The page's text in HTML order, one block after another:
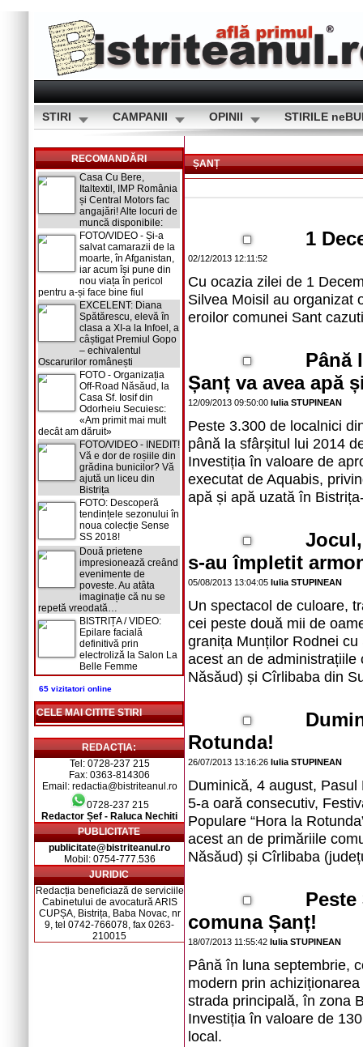
STIRI CAMPANII OPINII STIRILE
RECOMANDĂRI
Casa Cu Bere,
Italtextil, IMP România
și Central Motors fac
angajări! Alte locuri de
muncă disponibile:
FOTO/VIDEO - Și-a
salvat camarazii de la
moarte, în Afganistan,
iar acum își pune din
nou viața în pericol
pentru a-și face bine fiul
EXCELENT: Diana
Spătărescu, elevă în
clasa a XI-a la Infoel, a
câștigat Premiul Gopo
– echivalentul
Oscarurilor românești
FOTO - Organizația
Off-Road Năsăud, la
Casa Sf. Iosif din
Odorheiu Secuiesc:
«Am primit mai mult
decât am dăruit»
FOTO/VIDEO - INEDIT!
Vă e dor de roșiile din
grădina bunicilor? Vă
ajută un liceu din
Bistrița
FOTO: Descoperă
tendințele sezonului în
noua colecție Sense
SS 2018!
Două prietene
impresionează creând
evenimente de
poveste. Au atâta
imaginație că nu se
repetă vreodată…
BISTRIȚA / VIDEO:
Epilare facială
definitivă prin
electroliză la Salon La
Belle Femme
65 vizitatori online
CELE MAI CITITE STIRI
REDACȚIA:
Tel: 0728-237 215
Fax: 0363-814306
Email: redactia@bistriteanul.ro
0728-237 215
Redactor Șef - Raluca Nechiti
PUBLICITATE
publicitate@bistriteanul.ro
Mobil: 0754-777.536
JURIDIC
Redacția beneficiază de serviciile
Cabinetului de avocatură ARIS
CUPȘA, Bistrița, Baba Novac, nr
9, tel 0742-766078, fax 0263-
210015
ȘANȚ
1
02/12/2013 12:11:52
Cu ocazia zilei de 1
Silvea Moisil au organizat
eroilor comunei Sant
Până
Șanț va avea apă
12/09/2013 09:50:00 Iulia STUPINEAN
Peste 3.300 de localnici
până la sfârșitul lui 2014
Investiția în valoare de
executat de Aquabis,
apă și apă uzată în
s-au împletit
05/08/2013 13:04:05 Iulia STUPINEAN
Un spectacol de culoare,
cei peste două mii de
granița Munților Rodnei
acest an de
Năsăud) și Cîrlibaba din
Rotunda!
26/07/2013 13:16:26 Iulia STUPINEAN
Duminică, 4 august,
5-a oară consecutiv,
Populare “Hora la
acest an de primăriile
Năsăud) și Cîrlibaba
comuna Șanț!
18/07/2013 11:55:42 Iulia STUPINEAN
Până în luna septembrie,
modern prin
strada principală, în zona
Investiția în valoare de
local.